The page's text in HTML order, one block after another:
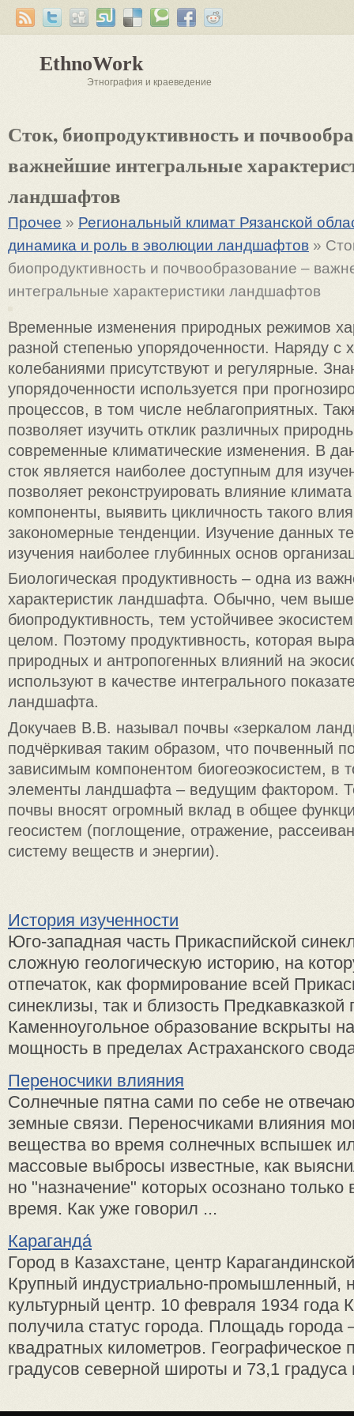
EthnoWork
Этнография и краеведение
Сток, биопродуктивность и
важнейшие интегральные
ландшафтов
Прочее » Региональный климат Рязанской
динамика и роль в эволюции ландшафтов »
биопродуктивность и почвообразование –
интегральные характеристики ландшафтов
Временные изменения природных режимов
разной степенью упорядоченности. Наряду с
колебаниями присутствуют и регулярные.
упорядоченности используется при
процессов, в том числе неблагоприятных.
позволяет изучить отклик различных
современные климатические изменения. В
сток является наиболее доступным для
позволяет реконструировать влияние
компоненты, выявить цикличность такого
закономерные тенденции. Изучение данных
изучения наиболее глубинных основ
Биологическая продуктивность – одна из
характеристик ландшафта. Обычно, чем выше
биопродуктивность, тем устойчивее
целом. Поэтому продуктивность, которая
природных и антропогенных влияний на
используют в качестве интегрального
ландшафта.
Докучаев В.В. называл почвы «зеркалом
подчёркивая таким образом, что почвенный
зависимым компонентом биогеоэкосистем, в
элементы ландшафта – ведущим фактором.
почвы вносят огромный вклад в общее
геосистем (поглощение, отражение,
систему веществ и энергии).
История изученности
Юго-западная часть Прикаспийской
сложную геологическую историю, на
отпечаток, как формирование всей
синеклизы, так и близость Предкавказкой
Каменноугольное образование вскрыты
мощность в пределах Астраханского
Переносчики влияния
Солнечные пятна сами по себе не
земные связи. Переносчиками влияния
вещества во время солнечных вспышек
массовые выбросы известные, как
но "назначение" которых осознано только
время. Как уже говорил ...
Караганда́
Город в Казахстане, центр
Крупный индустриально-промышленный,
культурный центр. 10 февраля 1934 года
получила статус города. Площадь
квадратных километров. Географическое
градусов северной широты и 73,1 градуса